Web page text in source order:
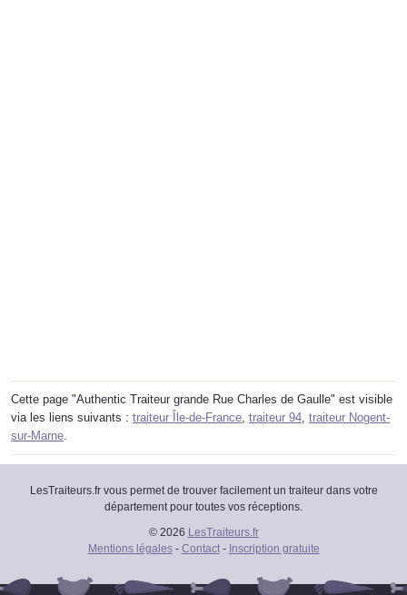
Cette page "Authentic Traiteur grande Rue Charles de Gaulle" est visible
via les liens suivants : traiteur Île-de-France traiteur 94 traiteur Nogent-
sur-Marne
LesTraiteurs.fr vous permet de trouver facilement un traiteur dans votre
département pour toutes vos réceptions.
© 2026 LesTraiteurs.fr
Mentions légales- Contact- Inscription gratuite